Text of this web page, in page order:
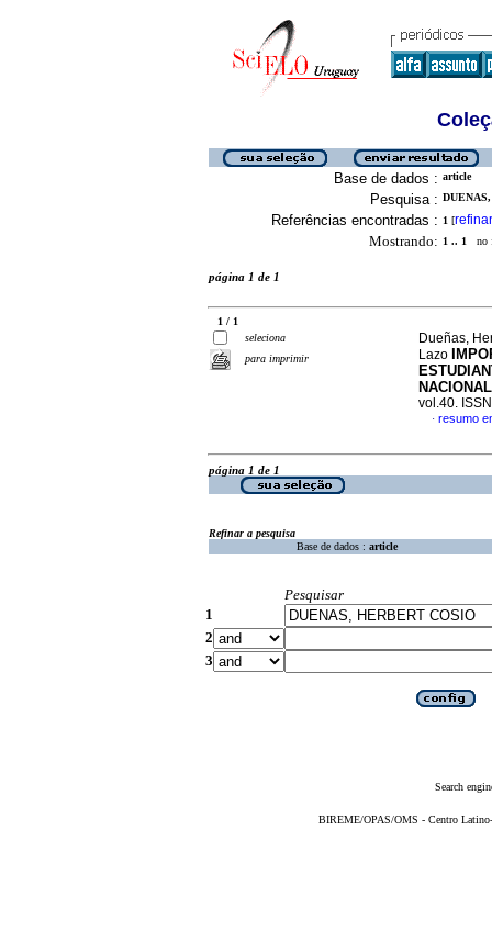
Base de dados : article
Pesquisa :
Referências encontradas : 1 [refinar
Mostrando: 1 .. 1 no
página 1 de 1
1 / 1
seleciona
para imprimir
Dueñas,
Lazo
vol.40.
· resumo
página 1 de 1
Refinar a pesquisa
Base de dados : article
Pesquisar
1
2
3
Search
BIREME/OPAS/OMS - Centro Latino-